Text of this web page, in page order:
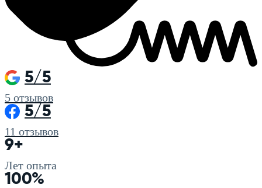
5/5
5 отзывов
5/5
11 отзывов
9+
Лет опыта
100%